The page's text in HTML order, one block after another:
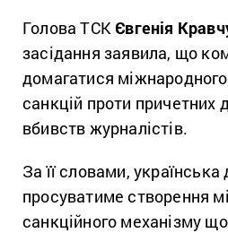
Голова ТСК Євгенія
засідання заявила, що
домагатися
санкцій проти причетних
вбивств журналістів.
За її словами,
просуватиме створення
санкційного механізму